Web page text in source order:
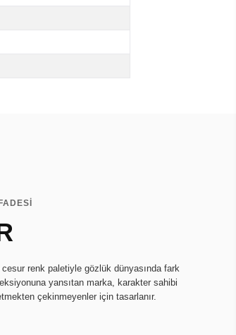
renk paletiyle gözlük dünyasında fark
yansıtan marka, karakter sahibi
çekinmeyenler için tasarlanır.